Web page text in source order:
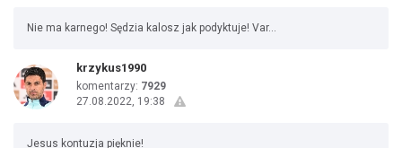
Nie ma karnego! Sędzia kalosz jak podyktuje! Var...
krzykus1990
komentarzy: 7929
27.08.2022, 19:38
Jesus kontuzja pięknie!